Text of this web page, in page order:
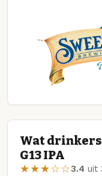
Wat drinkers
G13 IPA
★★★☆☆3.4 uit